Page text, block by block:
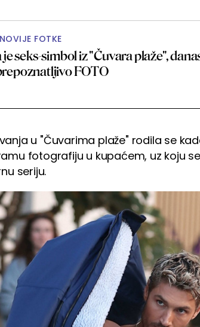
FOTKE
je seks-simbol iz "Čuvara plaže",
FOTO
u "Čuvarima plaže" rodila se
fotografiju u kupaćem, uz koju
seriju.